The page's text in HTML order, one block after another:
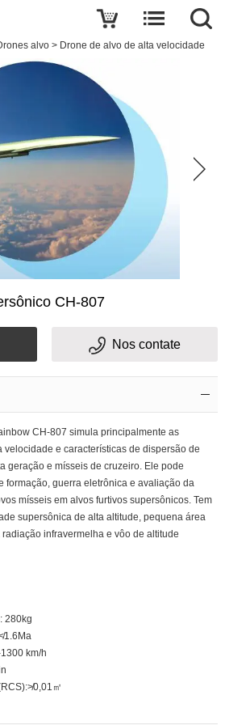
alvo > Drone de alvo de alta velocidade
CH-807
Nos contate
CH-807 simula principalmente as
velocidade e características de dispersão de
geração e mísseis de cruzeiro. Ele pode
formação, guerra eletrônica e avaliação da
mísseis em alvos furtivos supersônicos. Tem
supersônica de alta altitude, pequena área
infravermelha e vôo de altitude
280kg
km/h
㎡